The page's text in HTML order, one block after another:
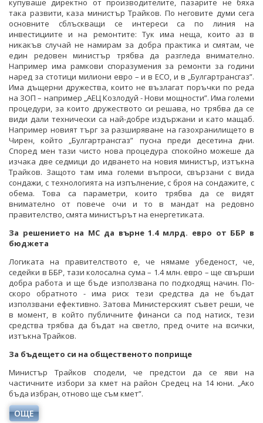
купуваше директно от производителите, пазарите не бяха
така развити, каза министър Трайков. По неговите думи сега
основните сблъскващи се интереси са по линия на
инвестициите и на ремонтите: Тук има неща, които аз в
никакъв случай не намирам за добра практика и смятам, че
един редовен министър трябва да разгледа внимателно.
Например има рамкови споразумения за ремонти за години
наред за стотици милиони евро – и в ЕСО, и в „Булгартрансгаз”.
Има дъщерни дружества, които не възлагат поръчки по реда
на ЗОП – например „АЕЦ Козлодуй - Нови мощности”. Има големи
процедури, за които дружеството си решава, но трябва да се
види дали технически са най-добре издържани и като мащаб.
Например новият търг за разширяване на газохранилището в
Чирен, който „Булгартрансгаз” пусна преди десетина дни.
Според мен тази чисто нова процедура спокойно можеше да
изчака две седмици до идването на новия министър, изтъкна
Трайков. Защото там има големи въпроси, свързани с вида
сондажи, с технологията на изпълнение, с броя на сондажите, с
обема. Това са параметри, които трябва да се видят
внимателно от повече очи и то в мандат на редовно
правителство, смята министърът на енергетиката.
За решението на МС да върне 1.4 млрд. евро от ББР в
бюджета
Логиката на правителството е, че нямаме убеденост, че,
седейки в ББР, тази колосална сума – 1.4 млн. евро – ще свърши
добра работа и ще бъде използвана по подходящ начин. По-
скоро обратното - има риск тези средства да не бъдат
използвани ефективно. Затова Министерският съвет реши, че
в момент, в който публичните финанси са под натиск, тези
средства трябва да бъдат на светло, пред очите на всички,
изтъкна Трайков.
За бъдещето си на общественото поприще
Министър Трайков сподели, че предстои да се яви на
частичните избори за кмет на район Средец на 14 юни. „Ако
бъда избран, отново ще съм кмет”.
ОЩЕ